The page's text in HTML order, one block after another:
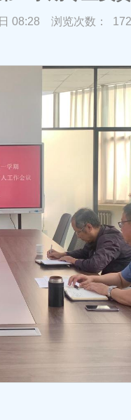
08:28 浏览次数： 172